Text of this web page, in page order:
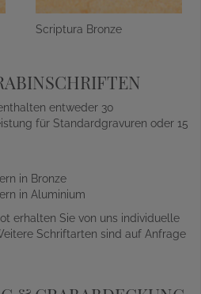
Scriptura Bronze
entweder 30
für Standardgravuren oder 15
in Bronze
in Aluminium
erhalten Sie von uns individuelle
Schriftarten sind auf Anfrage